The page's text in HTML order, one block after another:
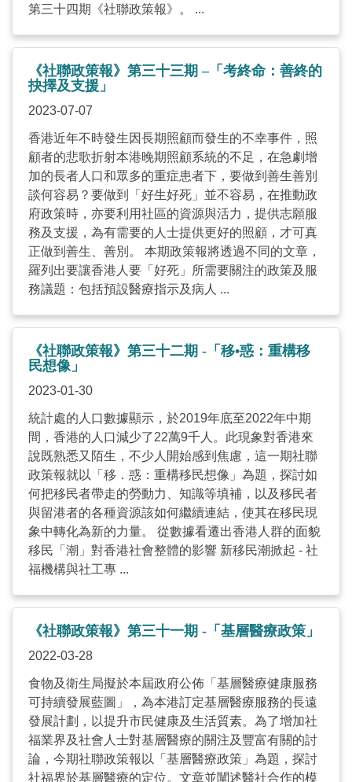
第三十四期《社聯政策報》。 ...
《社聯政策報》第三十三期 –「考終命：善終的
抉擇及支援」
2023-07-07
香港近年不時發生因長期照顧而發生的不幸事件，照
顧者的悲歌折射本港晚期照顧系統的不足，在急劇增
加的長者人口和眾多的重症患者下，要做到善生善別
談何容易？要做到「好生好死」並不容易，在推動政
府政策時，亦要利用社區的資源與活力，提供志願服
務及支援，為有需要的人士提供更好的照顧，才可真
正做到善生、善別。 本期政策報將透過不同的文章，
羅列出要讓香港人要「好死」所需要關注的政策及服
務議題：包括預設醫療指示及病人 ...
《社聯政策報》第三十二期 -「移•惑：重構移
民想像」
2023-01-30
統計處的人口數據顯示，於2019年底至2022年中期
間，香港的人口減少了22萬9千人。此現象對香港來
說既熟悉又陌生，不少人開始感到焦慮，這一期社聯
政策報就以「移．惑：重構移民想像」為題，探討如
何把移民者帶走的勞動力、知識等填補，以及移民者
與留港者的各種資源該如何繼續連結，使其在移民現
象中轉化為新的力量。 從數據看遷出香港人群的面貌
移民「潮」對香港社會整體的影響 新移民潮掀起 - 社
福機構與社工專 ...
《社聯政策報》第三十一期 -「基層醫療政策」
2022-03-28
食物及衛生局擬於本屆政府公佈「基層醫療健康服務
可持續發展藍圖」，為本港訂定基層醫療服務的長遠
發展計劃，以提升市民健康及生活質素。為了增加社
福業界及社會人士對基層醫療的關注及豐富有關的討
論，今期社聯政策報以「基層醫療政策」為題，探討
社福界於基層醫療的定位。文章並闡述醫社合作的模